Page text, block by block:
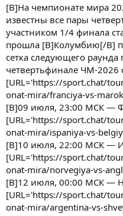
[B]На чемпионате мира
известны все пары
участником 1/4 финала
прошла [B]Колумбию[/B]
сетка следующего
четвертьфинале ЧМ-2026
[URL='https://sport.chat/
onat-mira/franciya-vs-
[B]09 июля, 23:00 МСК —
[URL='https://sport.chat/
onat-mira/ispaniya-vs-
[B]10 июля, 22:00 МСК —
[URL='https://sport.chat/
onat-mira/norvegiya-vs-
[B]12 июля, 00:00 МСК —
[URL='https://sport.chat/
onat-mira/argentina-vs-